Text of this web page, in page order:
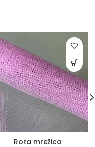
Roza mrežica